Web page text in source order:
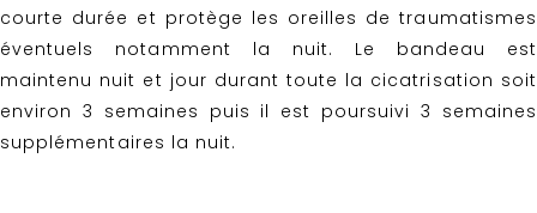
courte durée et protège les oreilles de traumatismes
éventuels notamment la nuit. Le bandeau est
maintenu nuit et jour durant toute la cicatrisation soit
environ 3 semaines puis il est poursuivi 3 semaines
supplémentaires la nuit.